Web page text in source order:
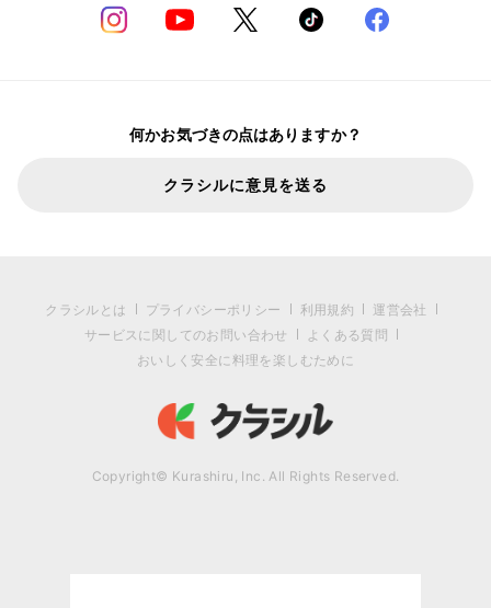
何かお気づきの点はありますか？
クラシルに意見を送る
クラシルとは プライバシーポリシー 利用規約
運営会社
サービスに関してのお問い合わせ
よくある質問
おいしく安全に料理を楽しむために
Copyright© Kurashiru, Inc. All Rights Reserved.